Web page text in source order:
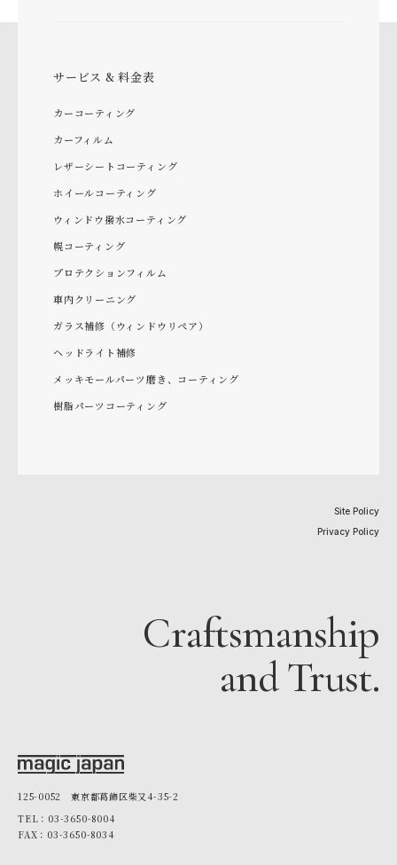
サービス & 料金表
カーコーティング
カーフィルム
レザーシートコーティング
ホイールコーティング
ウィンドウ撥水コーティング
幌コーティング
プロテクションフィルム
車内クリーニング
ガラス補修（ウィンドウリペア）
ヘッドライト補修
メッキモールパーツ磨き、コーティング
樹脂パーツコーティング
Site Policy
Privacy Policy
Craftsmanship
and Trust.
125-0052 東京都葛飾区柴又4-35-2
TEL：03-3650-8004
FAX：03-3650-8034